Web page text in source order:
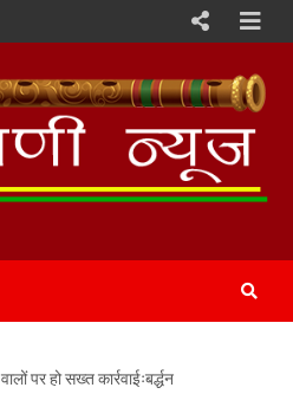
Portal
पर हो सख्त कार्रवाईःबर्द्धन